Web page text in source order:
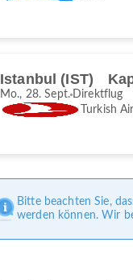
Istanbul (IST)
Mo., 28. Sept. Direktflug
Turkish
Bitte beachten Sie,
werden können. Wir